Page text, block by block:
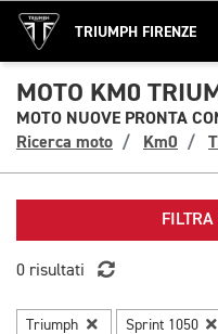
TRIUMPH FIRENZE
MOTO KM0
MOTO NUOVE PRONTA
Ricerca moto
Km0
0 risultati
Triumph Sprint 1050